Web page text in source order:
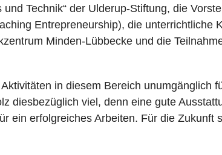
Technik“ der Ulderup-Stiftung, die
Entrepreneurship), die unterrichtliche
Minden-Lübbecke und die
in diesem Bereich unumgänglich
diesbezüglich viel, denn eine gute
ein erfolgreiches Arbeiten. Für die Zukunft